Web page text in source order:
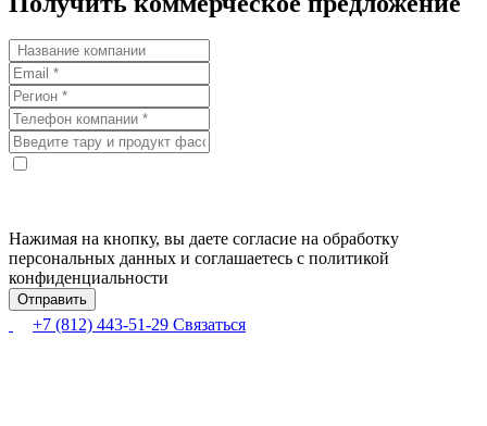
Нажимая на кнопку, вы даете согласие на обработку
персональных данных и соглашаетесь с политикой
конфиденциальности
+7 (812) 443-51-29 Связаться